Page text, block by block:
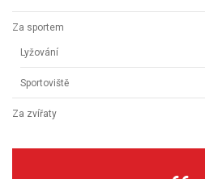
Za sportem
Lyžování
Sportoviště
Za zvířaty